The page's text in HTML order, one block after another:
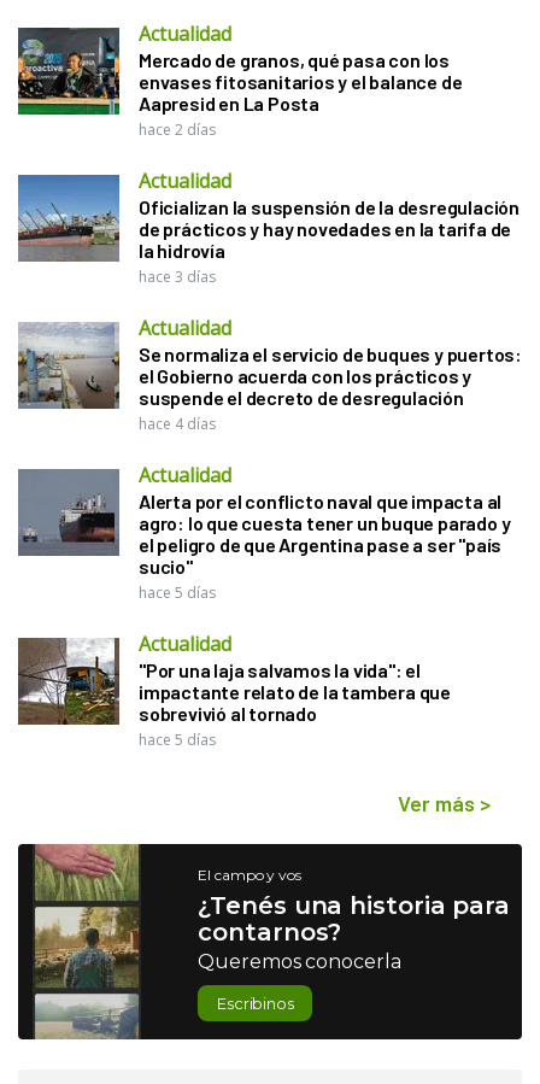
Actualidad
Mercado de granos, qué pasa con los
envases fitosanitarios y el balance de
Aapresid en La Posta
hace 2 días
Actualidad
Oficializan la suspensión de la desregulación
de prácticos y hay novedades en la tarifa de
la hidrovía
hace 3 días
Actualidad
Se normaliza el servicio de buques y puertos:
el Gobierno acuerda con los prácticos y
suspende el decreto de desregulación
hace 4 días
Actualidad
Alerta por el conflicto naval que impacta al
agro: lo que cuesta tener un buque parado y
el peligro de que Argentina pase a ser "país
sucio"
hace 5 días
Actualidad
"Por una laja salvamos la vida": el
impactante relato de la tambera que
sobrevivió al tornado
hace 5 días
Ver más >
El campo y vos
¿Tenés una historia para
contarnos?
Queremos conocerla
Escribinos